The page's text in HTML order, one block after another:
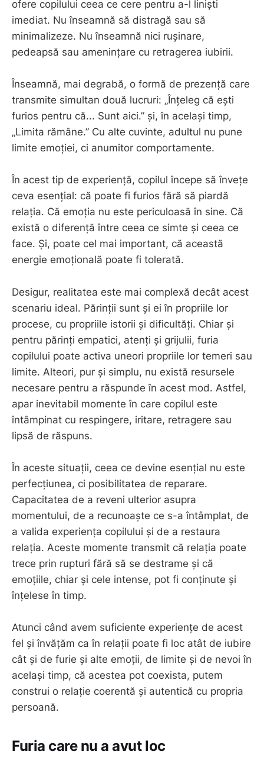
ofere copilului ceea ce cere pentru a-l liniști
imediat. Nu înseamnă să distragă sau să
minimalizeze. Nu înseamnă nici rușinare,
pedeapsă sau amenințare cu retragerea iubirii.
Înseamnă, mai degrabă, o formă de prezență care
transmite simultan două lucruri: „Înțeleg că ești
furios pentru că... Sunt aici.” și, în același timp,
„Limita rămâne.” Cu alte cuvinte, adultul nu pune
limite emoției, ci anumitor comportamente.
În acest tip de experiență, copilul începe să învețe
ceva esențial: că poate fi furios fără să piardă
relația. Că emoția nu este periculoasă în sine. Că
există o diferență între ceea ce simte și ceea ce
face. Și, poate cel mai important, că această
energie emoțională poate fi tolerată.
Desigur, realitatea este mai complexă decât acest
scenariu ideal. Părinții sunt și ei în propriile lor
procese, cu propriile istorii și dificultăți. Chiar și
pentru părinți empatici, atenți și grijulii, furia
copilului poate activa uneori propriile lor temeri sau
limite. Alteori, pur și simplu, nu există resursele
necesare pentru a răspunde în acest mod. Astfel,
apar inevitabil momente în care copilul este
întâmpinat cu respingere, iritare, retragere sau
lipsă de răspuns.
În aceste situații, ceea ce devine esențial nu este
perfecțiunea, ci posibilitatea de reparare.
Capacitatea de a reveni ulterior asupra
momentului, de a recunoaște ce s-a întâmplat, de
a valida experiența copilului și de a restaura
relația. Aceste momente transmit că relația poate
trece prin rupturi fără să se destrame și că
emoțiile, chiar și cele intense, pot fi conținute și
înțelese în timp.
Atunci când avem suficiente experiențe de acest
fel și învățăm ca în relații poate fi loc atât de iubire
cât și de furie și alte emoții, de limite și de nevoi în
același timp, că acestea pot coexista, putem
construi o relație coerentă și autentică cu propria
persoană.
Furia care nu a avut loc